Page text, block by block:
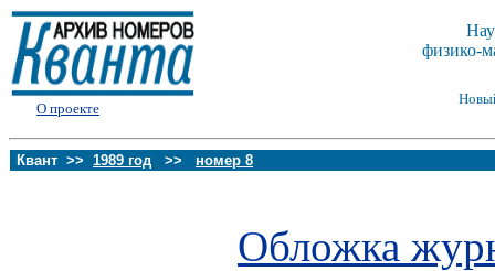
О проекте
физико-
Квант >> 1989 год >> номер 8
Обложка